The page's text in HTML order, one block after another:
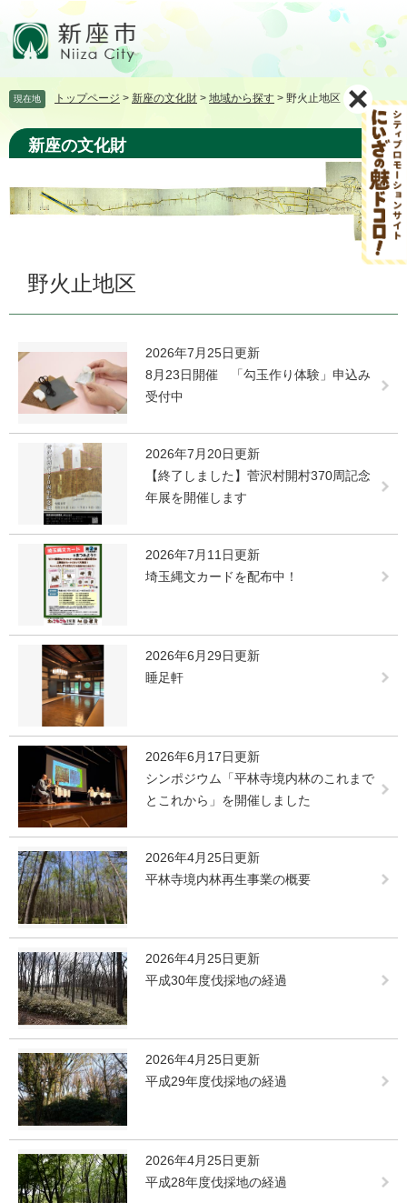
頭
す。
飛
し
て
文
へ
現在地 トップページ > 新座の文化財 > 地域から探す > 野火止地区
新座の文化財
野火止地区
2026年7月25日更新
8月23日開催 「勾玉作り体験」申込み
受付中
2026年7月20日更新
【終了しました】菅沢村開村370周記念
年展を開催します
2026年7月11日更新
埼玉縄文カードを配布中！
2026年6月29日更新
睡足軒
2026年6月17日更新
シンポジウム「平林寺境内林のこれまで
とこれから」を開催しました
2026年4月25日更新
平林寺境内林再生事業の概要
2026年4月25日更新
平成30年度伐採地の経過
2026年4月25日更新
平成29年度伐採地の経過
2026年4月25日更新
平成28年度伐採地の経過